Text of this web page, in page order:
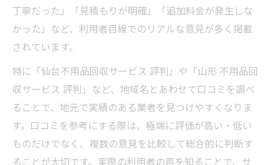
丁寧だった」「見積もりが明確」「追加料金が発生しな
かった」など、利用者目線でのリアルな意見が多く掲載
されています。
特に「仙台不用品回収サービス 評判」や「山形 不用品回
収サービス 評判」など、地域名とあわせて口コミを調べ
ることで、地元で実績のある業者を見つけやすくなりま
す。口コミを参考にする際は、極端に評価が高い・低い
ものだけでなく、複数の意見を比較して総合的に判断す
ることが大切です。実際の利用者の声を知ることで、サ